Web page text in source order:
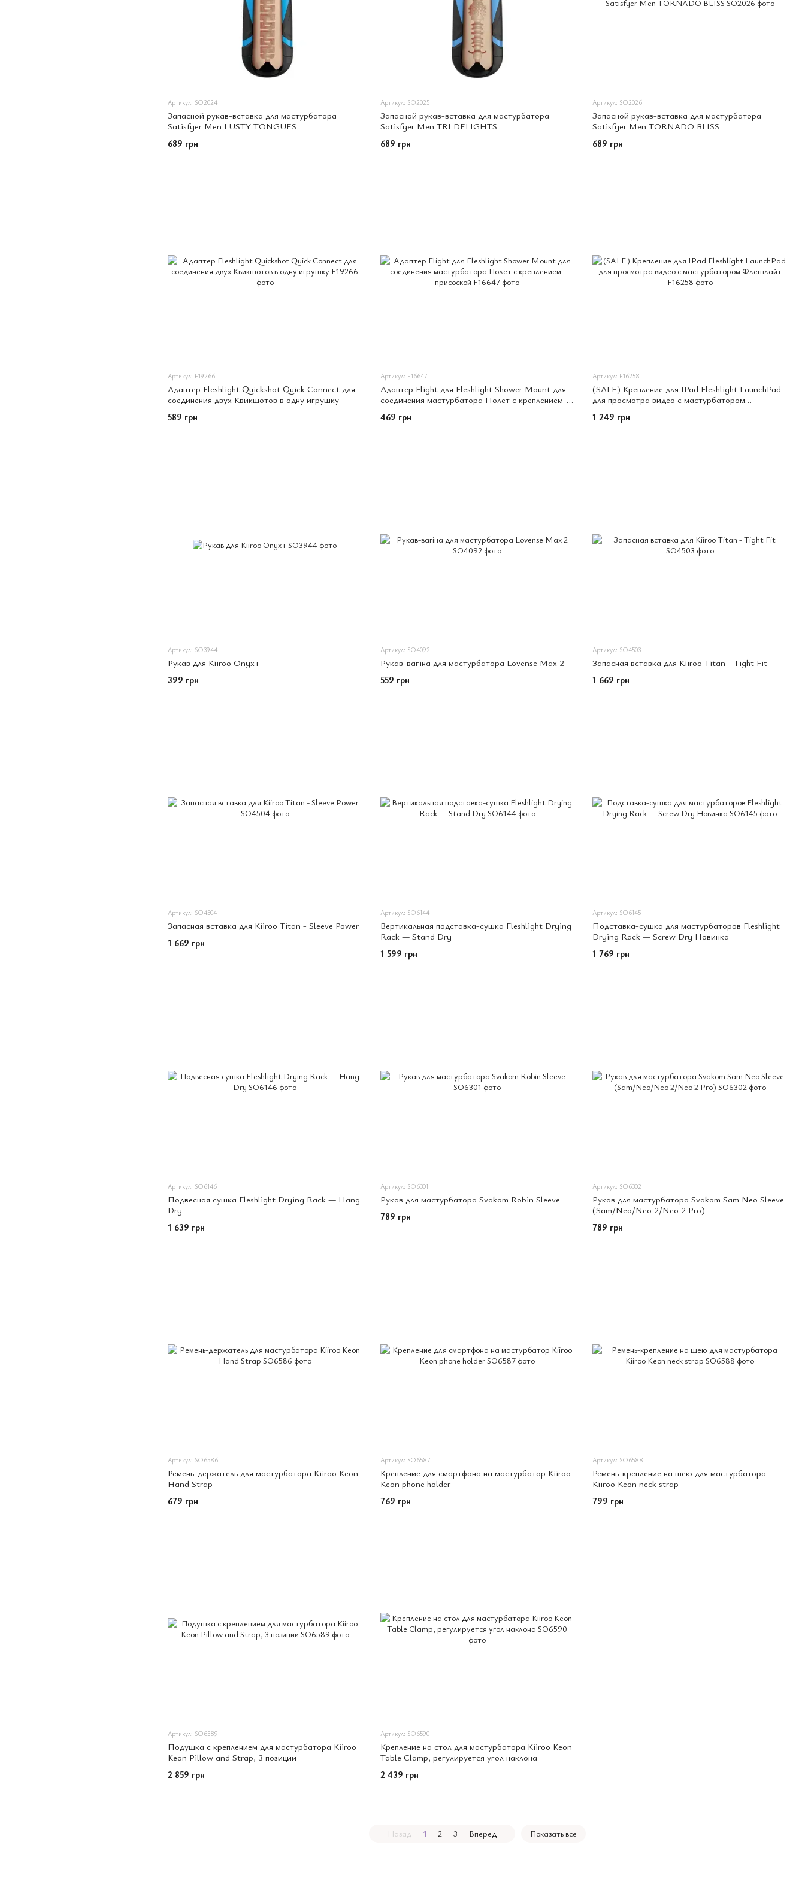
Артикул: SO2024
Запасной рукав-вставка для мастурбатора
Satisfyer Men LUSTY TONGUES
689 грн
Артикул: SO2025
Запасной рукав-вставка для мастурбатора
Satisfyer Men TRI DELIGHTS
689 грн
Артикул: SO2026
Запасной рукав-вставка для мастурбатора
Satisfyer Men TORNADO BLISS
689 грн
Артикул: F19266
Адаптер Fleshlight Quickshot Quick Connect для
соединения двух Квикшотов в одну игрушку
589 грн
Артикул: F16647
Адаптер Flight для Fleshlight Shower Mount для
соединения мастурбатора Полет с креплением-
469 грн
Артикул: F16258
(SALE) Крепление для IPad Fleshlight LaunchPad
для просмотра видео с мастурбатором
1 249 грн
Артикул: SO3944
Рукав для Kiiroo Onyx+
399 грн
Артикул: SO4092
Рукав-вагіна для мастурбатора Lovense Max 2
559 грн
Артикул: SO4503
Запасная вставка для Kiiroo Titan - Tight Fit
1 669 грн
Артикул: SO4504
Запасная вставка для Kiiroo Titan - Sleeve Power
1 669 грн
Артикул: SO6144
Вертикальная подставка-сушка Fleshlight Drying
Rack — Stand Dry
1 599 грн
Артикул: SO6145
Подставка-сушка для мастурбаторов Fleshlight
Drying Rack — Screw Dry Новинка
1 769 грн
Артикул: SO6146
Подвесная сушка Fleshlight Drying Rack — Hang
Dry
1 639 грн
Артикул: SO6301
Рукав для мастурбатора Svakom Robin Sleeve
789 грн
Артикул: SO6302
Рукав для мастурбатора Svakom Sam Neo Sleeve
(Sam/Neo/Neo 2/Neo 2 Pro)
789 грн
Артикул: SO6586
Ремень-держатель для мастурбатора Kiiroo Keon
Hand Strap
679 грн
Артикул: SO6587
Крепление для смартфона на мастурбатор Kiiroo
Keon phone holder
769 грн
Артикул: SO6588
Ремень-крепление на шею для мастурбатора
Kiiroo Keon neck strap
799 грн
Артикул: SO6589
Подушка с креплением для мастурбатора Kiiroo
Keon Pillow and Strap, 3 позиции
2 859 грн
Артикул: SO6590
Крепление на стол для мастурбатора Kiiroo Keon
Table Clamp, регулируется угол наклона
2 439 грн
Назад 1 2 3 Вперед Показать все